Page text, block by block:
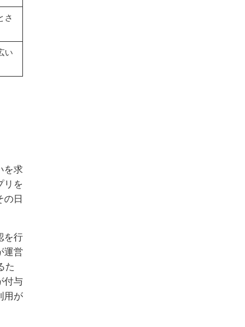
さ
い
を求
リを
の日
を行
運営
た
付与
用が